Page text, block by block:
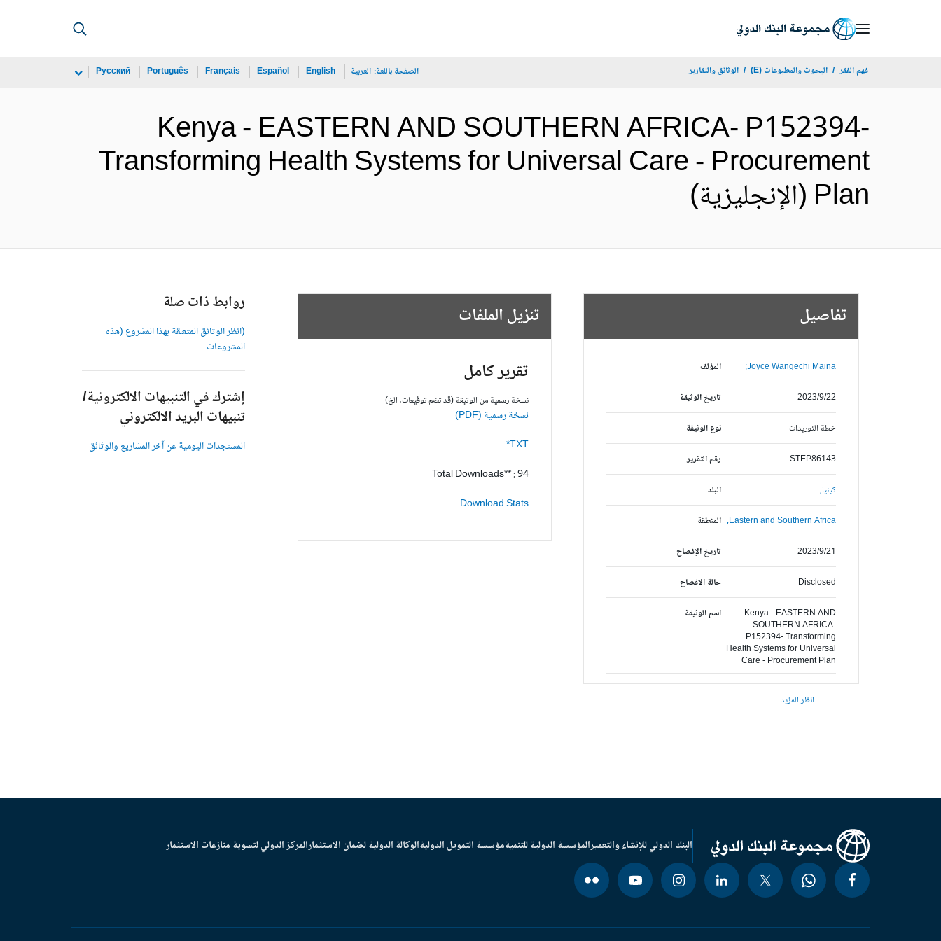
فهم الفقر البحوث والمطبوعات (E) الوثائق والتقارير الصفحة باللغة: العربية English
Español
Français
Português
Русский
Kenya - EASTERN AND SOUTHERN AFRICA- P152394-
Transforming Health Systems for Universal Care - Procurement
Plan (الإنجليزية)
تفاصيل
المؤلف Joyce Wangechi Maina;
تاريخ الوثيقة 2023/9/22
نوع الوثيقة خطة التوريدات
رقم التقرير STEP86143
البلد كينيا,
المنطقة Eastern and Southern Africa,
تاريخ الإفصاح 2023/9/21
حالة الافصاح Disclosed
اسم الوثيقة
Kenya - EASTERN AND
SOUTHERN AFRICA-
P152394- Transforming
Health Systems for Universal
Care - Procurement Plan
انظر المزيد
تنزيل الملفات
تقرير كامل
نسخة رسمية من الوثيقة (قد تضم توقيعات، الخ)
نسخة رسمية (PDF)
TXT*
Total Downloads** : 94
Download Stats
روابط ذات صلة
(انظر الوثائق المتعلقة بهذا المشروع (هذه
المشروعات
إشترك في التنبيهات الالكترونية/
تنبيهات البريد الالكتروني
المستجدات اليومية عن آخر المشاريع والوثائق
البنك الدولي للإنشاء والتعميرالمؤسسة الدولية للتنميةمؤسسة التمويل الدوليةالوكالة الدولية لضمان الاستثمارالمركز الدولي لتسوية منازعات الاستثمار